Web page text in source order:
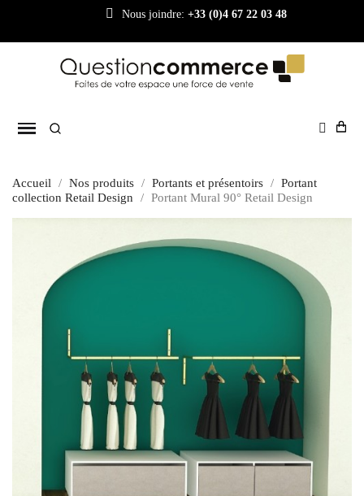
Nous joindre:+33 (0)4 67 22 03 48
Accueil Nos produits Portants et présentoirs
Portant
collection Retail Design
Portant Mural 90° Retail Design